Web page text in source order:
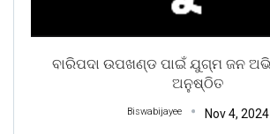
ବାରିପଦା ଉପଖଣ୍ଡ ପାଇଁ ଯୁଗ୍ମ ଜନ
ଅନୁଷ୍ଠିତ
Biswabijayee Nov 4, 2024